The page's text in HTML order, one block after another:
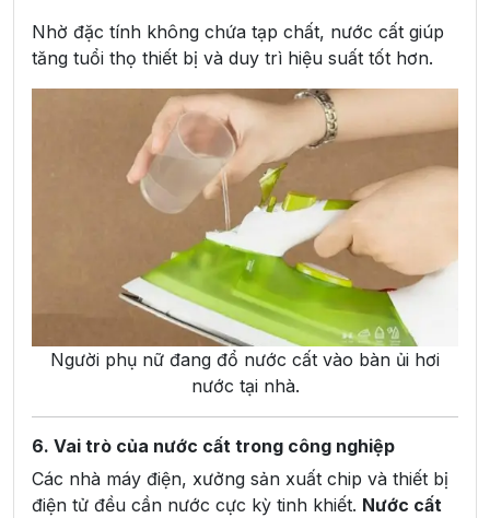
Nhờ đặc tính không chứa tạp chất, nước cất giúp
tăng tuổi thọ thiết bị và duy trì hiệu suất tốt hơn.
Người phụ nữ đang đổ nước cất vào bàn ủi hơi
nước tại nhà.
6. Vai trò của nước cất trong công nghiệp
Các nhà máy điện, xưởng sản xuất chip và thiết bị
điện tử đều cần nước cực kỳ tinh khiết. Nước cất